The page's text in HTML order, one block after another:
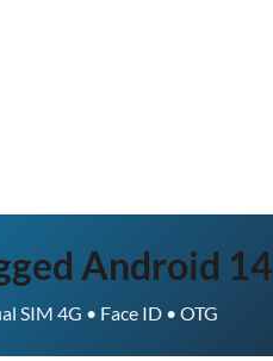
Android 14
SIM 4G • Face ID • OTG